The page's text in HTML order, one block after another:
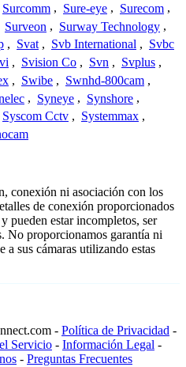
Surcomm , Sure-eye , Surecom ,
Surveon , Surway Technology ,
, Svat , Svb International , Svbc
, Svision Co , Svn , Svplus ,
, Swibe , Swnhd-800cam ,
, Syneye , Synshore ,
Syscom Cctv , Systemmax ,
conexión ni asociación con los
de conexión proporcionados
pueden estar incompletos, ser
No proporcionamos garantía ni
a sus cámaras utilizando estas
- Política de Privacidad -
Servicio - Información Legal -
- Preguntas Frecuentes